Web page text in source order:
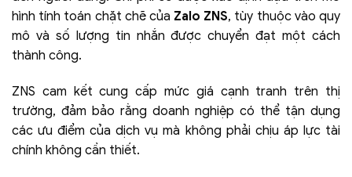
hình tính toán chặt chẽ của Zalo ZNS, tùy thuộc vào quy
mô và số lượng tin nhắn được chuyển đạt một cách
thành công.
ZNS cam kết cung cấp mức giá cạnh tranh trên thị
trường, đảm bảo rằng doanh nghiệp có thể tận dụng
các ưu điểm của dịch vụ mà không phải chịu áp lực tài
chính không cần thiết.